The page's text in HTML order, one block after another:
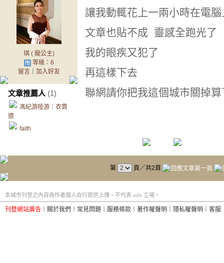
琪 ( 龍公主)
等級：6
留言｜ 加入好友
文章推薦人 (1)
馮紀游陸游：衣貫
道
faith
讓我動輒花上一兩小時在電腦
文章也貼不成 靈感全跑光了
我的眼疾又犯了
再這樣下去
聯網請你把我這個城市關掉算
第 頁／共2頁
本城市刊登之內容為作者個人自行提供上傳，不代表 udn 立場。
刊登網站廣告 關於我們 常見問題 服務條款 著作權聲明 隱私權聲明 客服